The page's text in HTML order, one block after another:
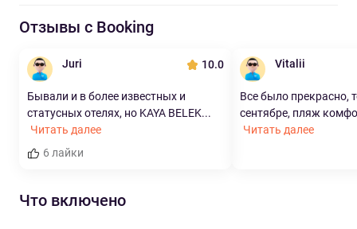
Отзывы с Booking
Juri 10.0
Бывали и в более известных и
статусных отелях, но KAYA BELEK...
Читать далее
6 лайки
Vitalii
Все было прекрасно,
сентябре, пляж
Читать далее
Что включено